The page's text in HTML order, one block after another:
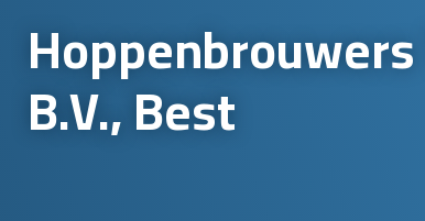
B.V., Best